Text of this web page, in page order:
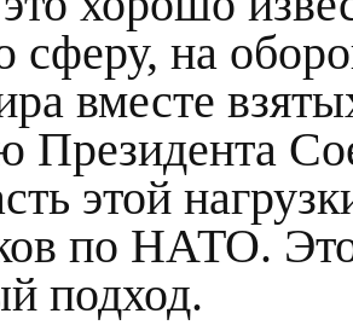
сферу, на
вместе
Президента
этой
по НАТО.
подход.